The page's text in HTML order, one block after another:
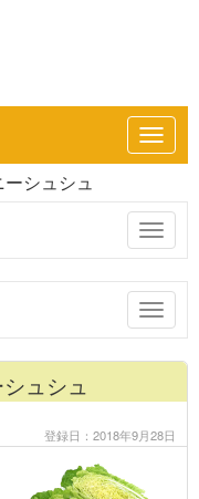
ーシュシュ
ュシュ
登録日：2018年9月28日